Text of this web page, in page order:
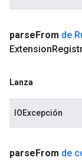
parseFrom de
Extension
Lanza
IOExcepción
parseFrom de